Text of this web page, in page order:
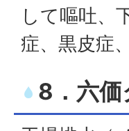
して嘔吐、
症、黒皮症
8．六価